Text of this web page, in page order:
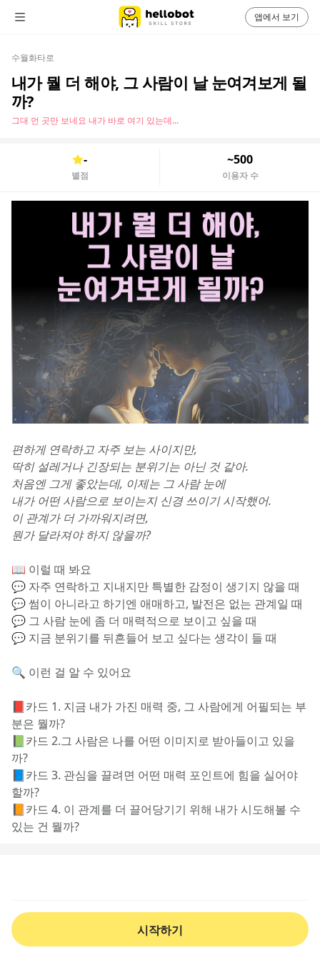
수월화타로
내가 뭘 더 해야, 그 사람이 날 눈여겨보게 될
까?
그대 먼 곳만 보네요 내가 바로 여기 있는데...
-
별점
~500
이용자 수
편하게 연락하고 자주 보는 사이지만,
딱히 설레거나 긴장되는 분위기는 아닌 것 같아.
처음엔 그게 좋았는데, 이제는 그 사람 눈에
내가 어떤 사람으로 보이는지 신경 쓰이기 시작했어.
이 관계가 더 가까워지려면,
뭔가 달라져야 하지 않을까?
📖 이럴 때 봐요
💬 자주 연락하고 지내지만 특별한 감정이 생기지 않을 때
💬 썸이 아니라고 하기엔 애매하고, 발전은 없는 관계일 때
💬 그 사람 눈에 좀 더 매력적으로 보이고 싶을 때
💬 지금 분위기를 뒤흔들어 보고 싶다는 생각이 들 때
🔍 이런 걸 알 수 있어요
📕카드 1. 지금 내가 가진 매력 중, 그 사람에게 어필되는 부
분은 뭘까?
📗카드 2.그 사람은 나를 어떤 이미지로 받아들이고 있을
까?
📘카드 3. 관심을 끌려면 어떤 매력 포인트에 힘을 실어야
할까?
📙카드 4. 이 관계를 더 끌어당기기 위해 내가 시도해볼 수
있는 건 뭘까?
시작하기
앱에서 보기